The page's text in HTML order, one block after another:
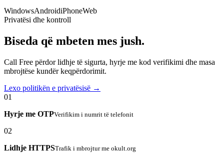
WindowsAndroidiPhoneWeb
Privatësi dhe kontroll
Biseda që mbeten mes jush.
Call Free përdor lidhje të sigurta, hyrje me kod verifikimi dhe masa
mbrojtëse kundër keqpërdorimit.
Lexo politikën e privatësisë →
01
Hyrje me OTPVerifikim i numrit të telefonit
02
Lidhje HTTPSTrafik i mbrojtur me okult.org